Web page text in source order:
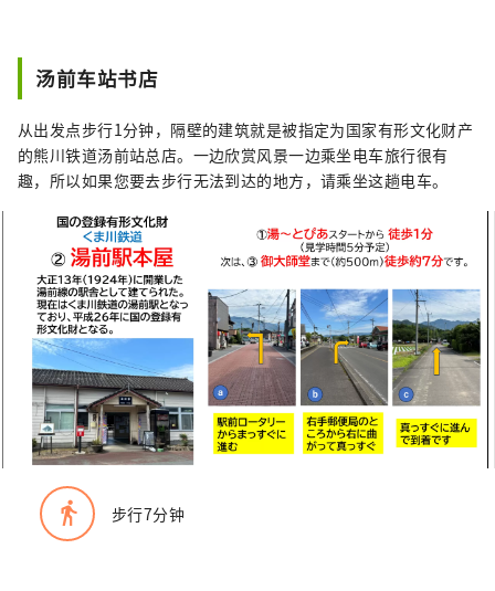
汤前车站书店
从出发点步行1分钟，隔壁的建筑就是被指定为国家有形文化财产
的熊川铁道汤前站总店。一边欣赏风景一边乘坐电车旅行很有
趣，所以如果您要去步行无法到达的地方，请乘坐这趟电车。
directions_walk 步行7分钟